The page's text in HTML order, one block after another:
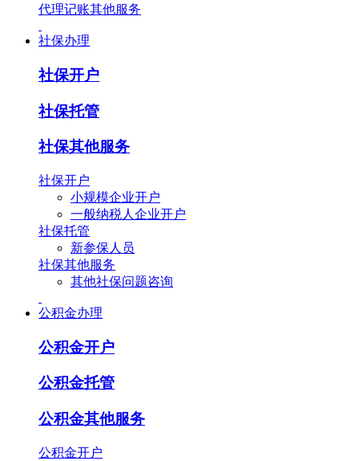
代理记账其他服务
社保办理
社保开户
社保托管
社保其他服务
社保开户
小规模企业开户
一般纳税人企业开户
社保托管
新参保人员
社保其他服务
其他社保问题咨询
公积金办理
公积金开户
公积金托管
公积金其他服务
公积金开户